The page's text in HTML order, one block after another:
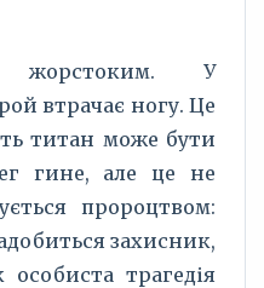
жорстоким. У
втрачає ногу. Це
титан може бути
гине, але це не
пророцтвом:
захисник,
трагедія